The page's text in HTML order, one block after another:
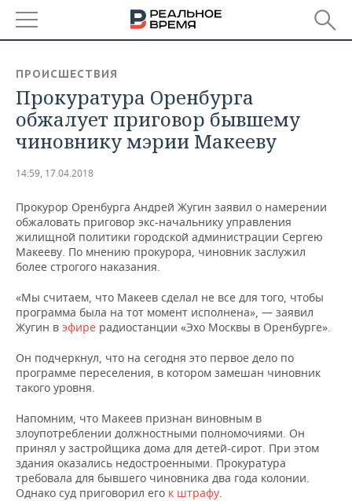
БАШКОРТОСТАН
ТАТАРСТАН
НОВОСТИ
АНАЛИТИКА
ДЕКЛАРАЦИИ О ДОХОДАХ
КОРОЛИ ГОСЗАКАЗА ПФО
ВУЗЫ ТАТАРСТАНА
КОМУ ПРИНАДЛЕЖАТ
ТОРГОВЫЕ ЦЕНТРЫ
ТАТАРСТАНА
НОВОСТИ ЭКОНОМИКИ
ФИНАНСЫ
БАНКИ
БЮДЖЕТ
ПРОМЫШЛЕННОСТЬ
НОВОСТИ
ПРОМЫШЛЕННОСТИ
МАШИНОСТРОЕНИЕ
НЕФТЕХИМИЯ
НЕФТЬ
ОПК
ЭНЕРГЕТИКА
НЕДВИЖИМОСТЬ
НОВОСТИ НЕДВИЖИМОСТИ
АВТО
НОВОСТИ АВТО
БИЗНЕС
РОЗНИЧНАЯ ТОРГОВЛЯ
ТРАНСПОРТ
УСЛУГИ
НОВОСТИ ТЕХНОЛОГИЙ
IT
МЕДИА
ТЕЛЕКОММУНИКАЦИИ
МЕРОПРИЯТИЯ
НОВОСТИ МЕРОПРИЯТИЙ
ВЫЕЗДНАЯ РЕДАКЦИЯ
БИЗНЕС-БРАНЧИ
СПОРТ
НОВОСТИ СПОРТА
ФУТБОЛ
ОБЩЕСТВО
НОВОСТИ ОБЩЕСТВА
ФОТОГАЛЕРЕЯ
ПРОИСШЕСТВИЯ
Прокуратура Оренбурга
обжалует приговор бывшему
чиновнику мэрии Макееву
14:59, 17.04.2018
Прокурор Оренбурга Андрей Жугин заявил о намерении
обжаловать приговор экс-начальнику управления
жилищной политики городской администрации Сергею
Макееву. По мнению прокурора, чиновник заслужил
более строгого наказания.
«Мы считаем, что Макеев сделал не все для того, чтобы
программа была на тот момент исполнена», — заявил
Жугин в эфире радиостанции «Эхо Москвы в Оренбурге».
Он подчеркнул, что на сегодня это первое дело по
программе переселения, в котором замешан чиновник
такого уровня.
Напомним, что Макеев признан виновным в
злоупотреблении должностными полномочиями. Он
принял у застройщика дома для детей-сирот. При этом
здания оказались недостроенными. Прокуратура
требовала для бывшего чиновника два года колонии.
Однако суд приговорил его к штрафу.